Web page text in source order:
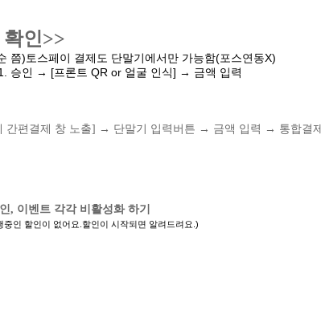
인>>
쯤)토스페이 결제도 단말기에서만 가능함(포스연동X)
승인 → [프론트 QR or 얼굴 인식] → 금액 입력
편결제 창 노출] → 단말기 입력버튼 → 금액 입력 → 통합결제
, 이벤트 각각 비활성화 하기
인 할인이 없어요.할인이 시작되면 알려드려요.)